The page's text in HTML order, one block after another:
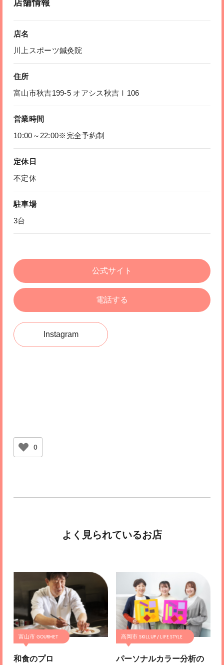
店舗情報
店名
川上スポーツ鍼灸院
住所
富山市秋吉199-5 オアシス秋吉Ⅰ106
営業時間
10:00～22:00※完全予約制
定休日
不定休
駐車場
3台
公式サイト
電話する
Instagram
0
よく見られているお店
富山市
和食のプロ
高岡市
パーソナルカラー分析の